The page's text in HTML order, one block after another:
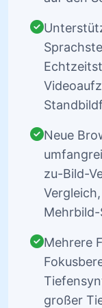
Neue
zu-Bild-
Mehrere
großer